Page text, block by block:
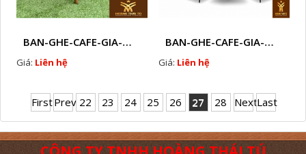
BAN-GHE-CAFE-GIA-MAY-HTT - 287
Giá: Liên hệ
BAN-GHE-CAFE-GIA-MAY-HTT - 286
Giá: Liên hệ
FirstPrev 22 23 24 25 26 27 28 NextLast